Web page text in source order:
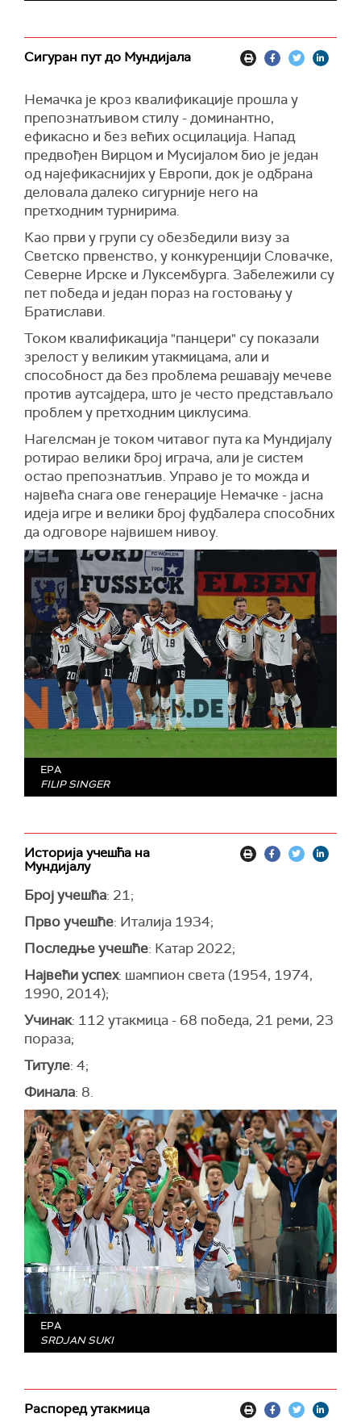
Сигуран пут до Мундијала
Немачка је кроз квалификације прошла у
препознатљивом стилу - доминантно,
ефикасно и без већих осцилација. Напад
предвођен Вирцом и Мусијалом био је један
од најефикаснијих у Европи, док је одбрана
деловала далеко сигурније него на
претходним турнирима.
Као први у групи су обезбедили визу за
Светско првенство, у конкуренцији Словачке,
Северне Ирске и Луксембурга. Забележили су
пет победа и један пораз на гостовању у
Братислави.
Током квалификација "панцери" су показали
зрелост у великим утакмицама, али и
способност да без проблема решавају мечеве
против аутсајдера, што је често представљало
проблем у претходним циклусима.
Нагелсман је током читавог пута ка Мундијалу
ротирао велики број играча, али је систем
остао препознатљив. Управо је то можда и
највећа снага ове генерације Немачке - јасна
идеја игре и велики број фудбалера способних
да одговоре највишем нивоу.
EPA
FILIP SINGER
Историја учешћа на
Мундијалу
Број учешћа: 21;
Прво учешће: Италија 1934;
Последње учешће: Катар 2022;
Највећи успех: шампион света (1954, 1974,
1990, 2014);
Учинак: 112 утакмица - 68 победа, 21 реми, 23
пораза;
Титуле: 4;
Финала: 8.
EPA
SRDJAN SUKI
Распоред утакмица